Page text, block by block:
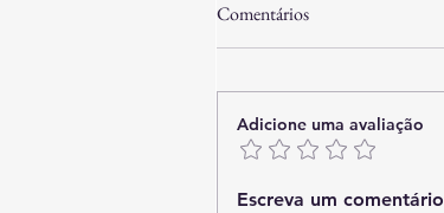
Porto Belo 001: Luxo e
Comentários
Adicione uma avaliação
Escreva um comentário